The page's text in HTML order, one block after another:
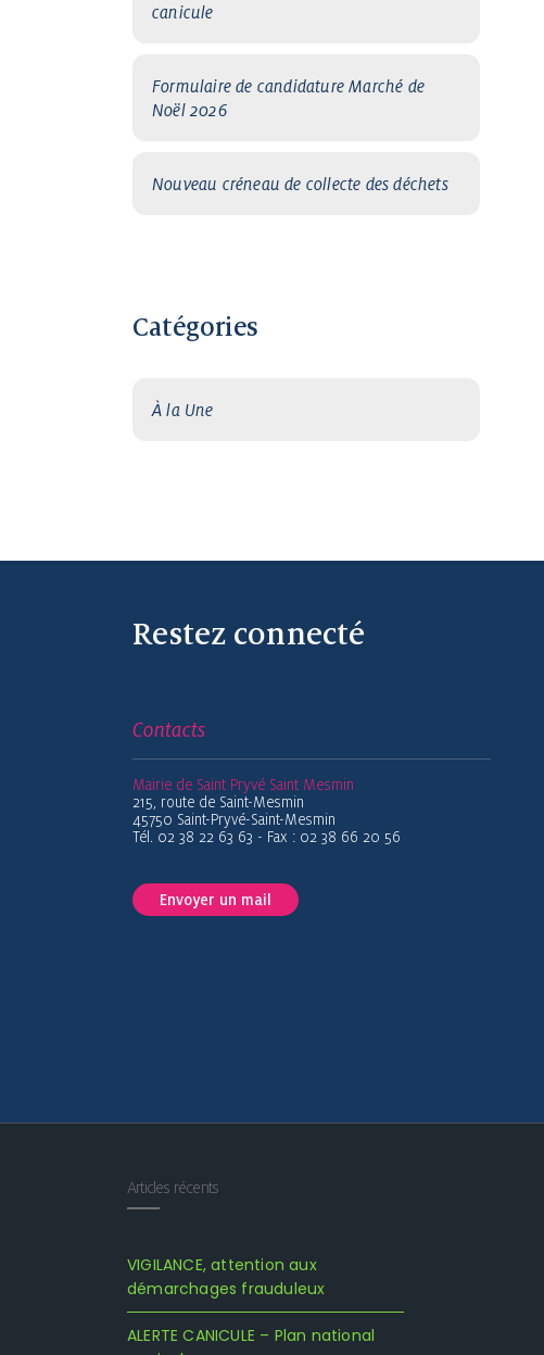
canicule
Formulaire de candidature Marché de
Noël 2026
Nouveau créneau de collecte des déchets
Catégories
À la Une
Restez connecté
Contacts
Mairie de Saint Pryvé Saint Mesmin
215, route de Saint-Mesmin
45750 Saint-Pryvé-Saint-Mesmin
Tél. 02 38 22 63 63 - Fax : 02 38 66 20 56
Envoyer un mail
Articles récents
VIGILANCE, attention aux
démarchages frauduleux
ALERTE CANICULE – Plan national